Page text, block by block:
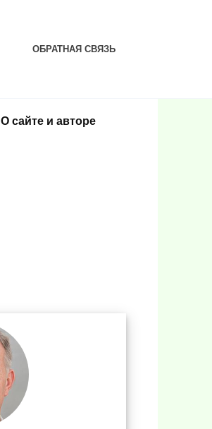
ОБРАТНАЯ СВЯЗЬ
О сайте и авторе